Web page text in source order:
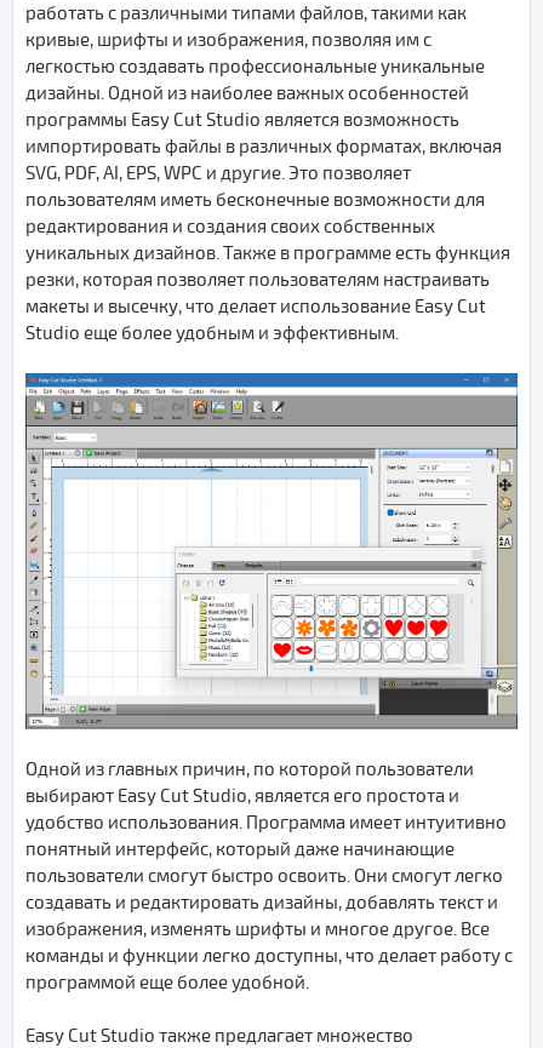
работать с различными типами файлов, такими как
кривые, шрифты и изображения, позволяя им с
легкостью создавать профессиональные уникальные
дизайны. Одной из наиболее важных особенностей
программы Easy Cut Studio является возможность
импортировать файлы в различных форматах, включая
SVG, PDF, AI, EPS, WPC и другие. Это позволяет
пользователям иметь бесконечные возможности для
редактирования и создания своих собственных
уникальных дизайнов. Также в программе есть функция
резки, которая позволяет пользователям настраивать
макеты и высечку, что делает использование Easy Cut
Studio еще более удобным и эффективным.
Одной из главных причин, по которой пользователи
выбирают Easy Cut Studio, является его простота и
удобство использования. Программа имеет интуитивно
понятный интерфейс, который даже начинающие
пользователи смогут быстро освоить. Они смогут легко
создавать и редактировать дизайны, добавлять текст и
изображения, изменять шрифты и многое другое. Все
команды и функции легко доступны, что делает работу с
программой еще более удобной.
Easy Cut Studio также предлагает множество